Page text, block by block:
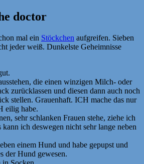
doctor
mal ein Stöckchen aufgreifen. Sieben
jeder weiß. Dunkelste Geheimnisse
die einen winzigen Milch- oder
zurücklassen und diesen dann auch noch
stellen. Grauenhaft. ICH mache das nur
eilig habe.
sehr schlanken Frauen stehe, ziehe ich
ich deswegen nicht sehr lange neben
einem Hund und habe gepupst und
der Hund gewesen.